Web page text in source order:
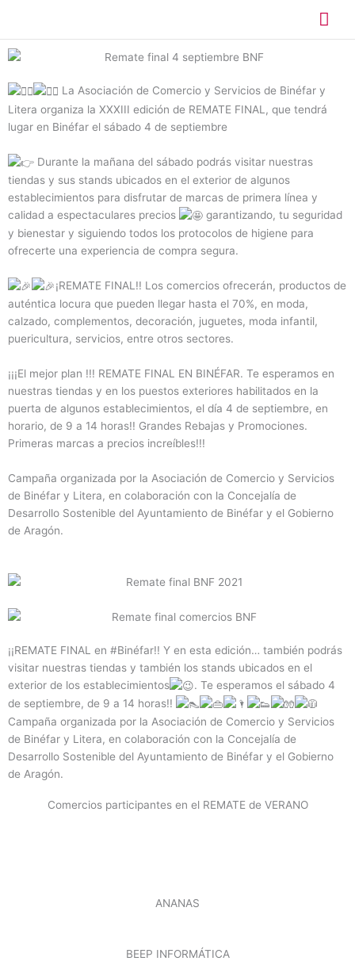
contenido
La Asociación de Comercio y Servicios de Binéfar y
Litera organiza la XXXIII edición de REMATE FINAL, que tendrá
lugar en Binéfar el sábado 4 de septiembre
Durante la mañana del sábado podrás visitar nuestras
tiendas y sus stands ubicados en el exterior de algunos
establecimientos para disfrutar de marcas de primera línea y
calidad a espectaculares precios
garantizando, tu seguridad
y bienestar y siguiendo todos los protocolos de higiene para
ofrecerte una experiencia de compra segura.
¡REMATE FINAL!! Los comercios ofrecerán, productos de
auténtica locura que pueden llegar hasta el 70%, en moda,
calzado, complementos, decoración, juguetes, moda infantil,
puericultura, servicios, entre otros sectores.
¡¡¡El mejor plan !!! REMATE FINAL EN BINÉFAR. Te esperamos en
nuestras tiendas y en los puestos exteriores habilitados en la
puerta de algunos establecimientos, el día 4 de septiembre, en
horario, de 9 a 14 horas!! Grandes Rebajas y Promociones.
Primeras marcas a precios increíbles!!!
Campaña organizada por la Asociación de Comercio y Servicios
de Binéfar y Litera, en colaboración con la Concejalía de
Desarrollo Sostenible del Ayuntamiento de Binéfar y el Gobierno
de Aragón.
¡¡REMATE FINAL en #Binéfar!! Y en esta edición… también podrás
visitar nuestras tiendas y también los stands ubicados en el
exterior de los establecimientos
. Te esperamos el sábado 4
de septiembre, de 9 a 14 horas!!
Campaña organizada por la Asociación de Comercio y Servicios
de Binéfar y Litera, en colaboración con la Concejalía de
Desarrollo Sostenible del Ayuntamiento de Binéfar y el Gobierno
de Aragón.
Comercios participantes en el REMATE de VERANO
ANANAS
BEEP INFORMÁTICA